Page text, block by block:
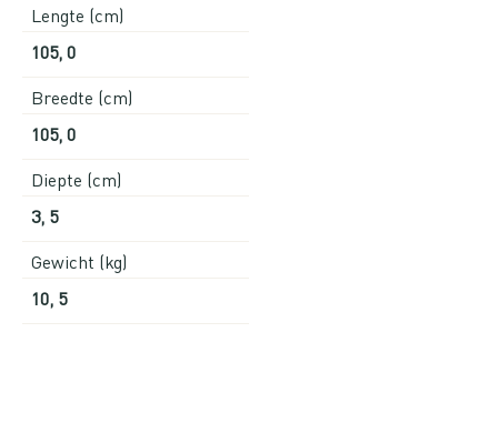
Lengte (cm)
105, 0
Breedte (cm)
105, 0
Diepte (cm)
3, 5
Gewicht (kg)
10, 5